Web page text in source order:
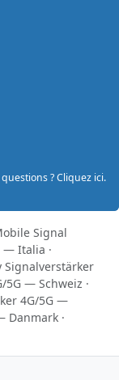
? Cliquez ici.
Signal
— Italia ·
Signalverstärker
5G — Schweiz ·
4G/5G —
Danmark ·